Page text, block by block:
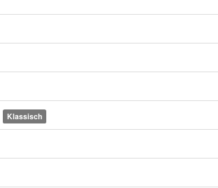
Klassisch